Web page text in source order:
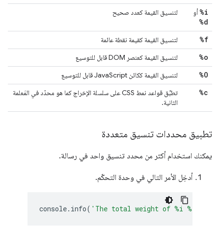
%i أو
%d
لتنسيق القيمة كعدد صحيح
%f لتنسيق القيمة كقيمة نقطة عائمة
%o لتنسيق القيمة كعنصر DOM قابل للتوسيع
%O لتنسيق القيمة ككائن JavaScript قابل للتوسيع
%c
تطبِّق قواعد نمط CSS على سلسلة الإخراج كما هو محدّد في المَعلمة
الثانية.
تطبيق محددات تنسيق متعددة
يمكنك استخدام أكثر من محدد تنسيق واحد في رسالة.
أدخِل الأمر التالي في وحدة التحكّم.
console. info( 'The total weight of %i %s and